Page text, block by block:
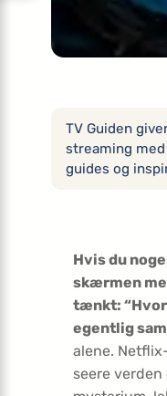
TV Guiden
streaming
guides og
Hvis du
skærmen
tænkt:
egentlig
alene.
seere